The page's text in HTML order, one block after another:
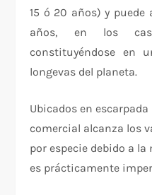
15 ó 20 años) y puede
años, en los
constituyéndose en
longevas del planeta.
Ubicados en
comercial alcanza los
por especie debido a
es prácticamente